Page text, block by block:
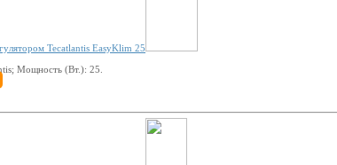
Tecatlantis EasyKlim 25
; Мощность (Вт.): 25